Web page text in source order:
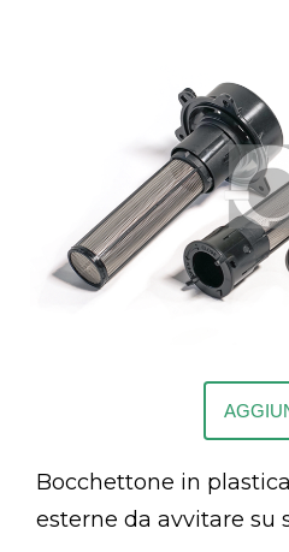
Bocchettone in
esterne da avvitare su